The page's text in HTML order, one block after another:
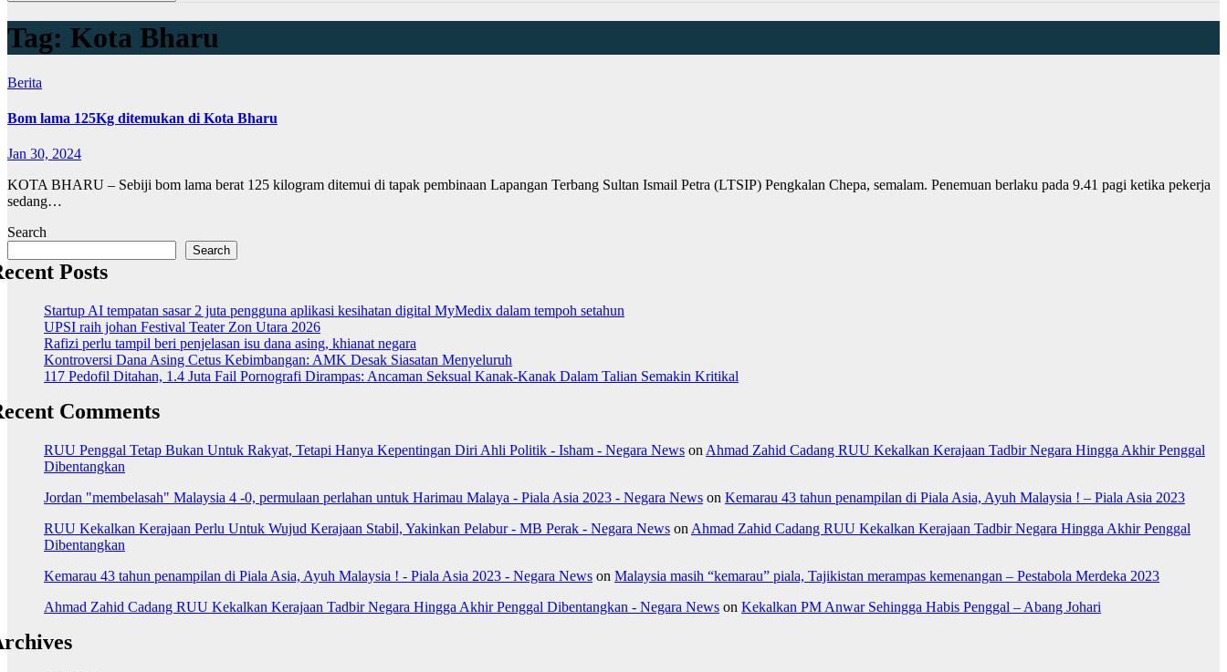
Tag: Kota Bharu
Berita
Bom lama 125Kg ditemukan di Kota Bharu
Jan 30, 2024
KOTA BHARU – Sebiji bom lama berat 125 kilogram ditemui di tapak pembinaan Lapangan Terbang Sultan Ismail Petra (LTSIP) Pengkalan Chepa, semalam. Penemuan berlaku pada 9.41 pagi ketika pekerja
sedang…
Search
Search
Posts
Startup AI tempatan sasar 2 juta pengguna aplikasi kesihatan digital MyMedix dalam tempoh setahun
UPSI raih johan Festival Teater Zon Utara 2026
Rafizi perlu tampil beri penjelasan isu dana asing, khianat negara
Kontroversi Dana Asing Cetus Kebimbangan: AMK Desak Siasatan Menyeluruh
117 Pedofil Ditahan, 1.4 Juta Fail Pornografi Dirampas: Ancaman Seksual Kanak-Kanak Dalam Talian Semakin Kritikal
Comments
RUU Penggal Tetap Bukan Untuk Rakyat, Tetapi Hanya Kepentingan Diri Ahli Politik - Isham - Negara News onAhmad Zahid Cadang RUU Kekalkan Kerajaan Tadbir Negara Hingga Akhir Penggal
Dibentangkan
Jordan "membelasah" Malaysia 4 -0, permulaan perlahan untuk Harimau Malaya - Piala Asia 2023 - Negara News on Kemarau 43 tahun penampilan di Piala Asia, Ayuh Malaysia ! – Piala Asia 2023
RUU Kekalkan Kerajaan Perlu Untuk Wujud Kerajaan Stabil, Yakinkan Pelabur - MB Perak - Negara News onAhmad Zahid Cadang RUU Kekalkan Kerajaan Tadbir Negara Hingga Akhir Penggal
Dibentangkan
Kemarau 43 tahun penampilan di Piala Asia, Ayuh Malaysia ! - Piala Asia 2023 - Negara News on Malaysia masih “kemarau” piala, Tajikistan merampas kemenangan – Pestabola Merdeka 2023
Ahmad Zahid Cadang RUU Kekalkan Kerajaan Tadbir Negara Hingga Akhir Penggal Dibentangkan - Negara News on Kekalkan PM Anwar Sehingga Habis Penggal – Abang Johari